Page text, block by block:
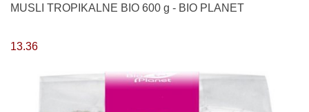
MUSLI TROPIKALNE BIO 600 g - BIO PLANET
13.36